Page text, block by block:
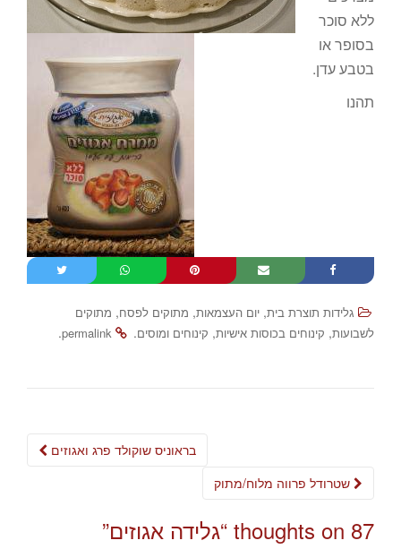
ללא סוכר
בסופר או
בטבע עדן.
תהנו
גלידות תוצרת בית, יום העצמאות, מתוקים לפסח, מתוקים
לשבועות, קינוחים בכוסות אישיות, קינוחים ומוסים.
permalink
.
Post
בראוניס שוקולד פרג ואגוזים
87 thoughts on “ גלידה אגוזים”